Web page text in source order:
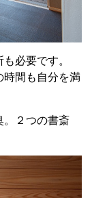
必要です。
時間も自分を満
。２つの書斎